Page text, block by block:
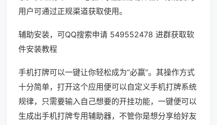
用户可通过正规渠道获取使用。
辅助安装，可QQ搜索申请 549552478 进群获取软
件安装教程
手机打牌可以一键让你轻松成为“必赢”。其操作方式
十分简单，打开这个应用便可以自定义手机打牌系统
规律，只需要输入自己想要的开挂功能，一键便可以
生成出手机打牌专用辅助器，不管你是想分享给好友